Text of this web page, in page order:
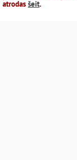
atrodas šeit.